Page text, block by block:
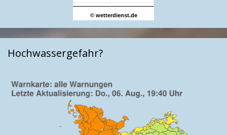
© wetterdienst.de
Hochwassergefahr?